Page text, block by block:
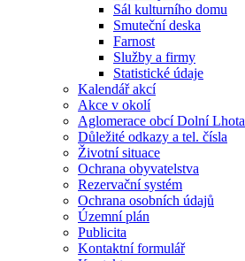
Sál kulturního domu
Smuteční deska
Farnost
Služby a firmy
Statistické údaje
Kalendář akcí
Akce v okolí
Aglomerace obcí Dolní Lhota
Důležité odkazy a tel. čísla
Životní situace
Ochrana obyvatelstva
Rezervační systém
Ochrana osobních údajů
Územní plán
Publicita
Kontaktní formulář